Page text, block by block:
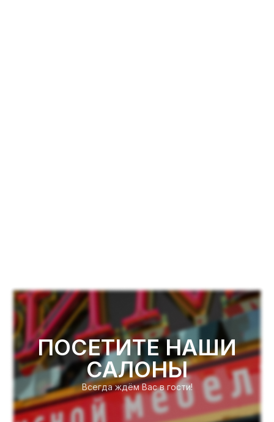
ПОСЕТИТЕ НАШИ
САЛОНЫ
Всегда ждём Вас в гости!